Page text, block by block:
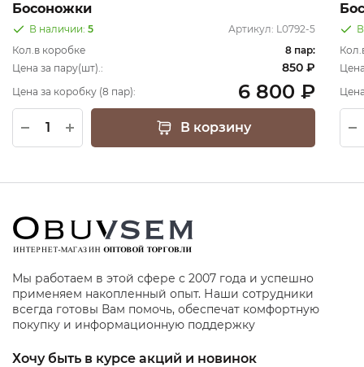
Босоножки
В наличии: 5 Артикул: L0792-5
Кол.в коробке
8 пар:
Цена за пару(шт).:
850 ₽
Цена за коробку (8 пар): 6 800 ₽
В корзину
Мы работаем в этой сфере с 2007 года и успешно
применяем накопленный опыт. Наши сотрудники
всегда готовы Вам помочь, обеспечат комфортную
покупку и информационную поддержку
Хочу быть в курсе акций и новинок